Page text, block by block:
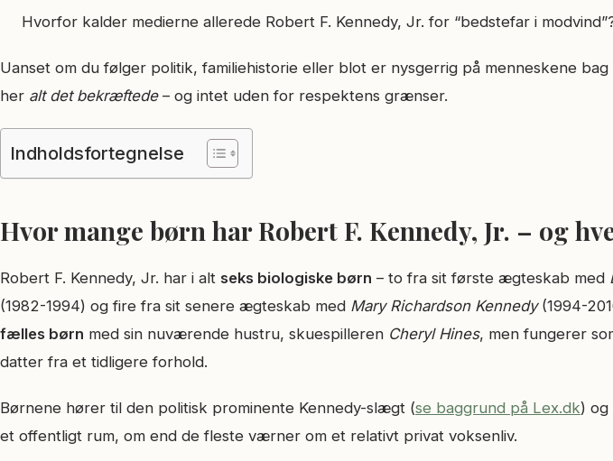
Hvorfor kalder medierne allerede Robert F. Kennedy, Jr. for “bedstefar i
Uanset om du følger politik, familiehistorie eller blot er nysgerrig på menneskene
her alt det bekræftede– og intet uden for respektens grænser.
Indholdsfortegnelse
Hvor mange børn har Robert F. Kennedy, Jr. – og
Robert F. Kennedy, Jr. har i alt seks biologiske børn – to fra sit første ægteskab med
(1982-1994) og fire fra sit senere ægteskab med Mary Richardson Kennedy(1994-
fælles børn med sin nuværende hustru, skuespilleren Cheryl Hines, men fungerer
datter fra et tidligere forhold.
Børnene hører til den politisk prominente Kennedy-slægt (se baggrund på Lex.dk) og
et offentligt rum, om end de fleste værner om et relativt privat voksenliv.